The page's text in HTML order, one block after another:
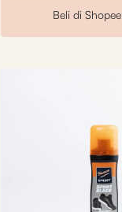
Beli di Shopee